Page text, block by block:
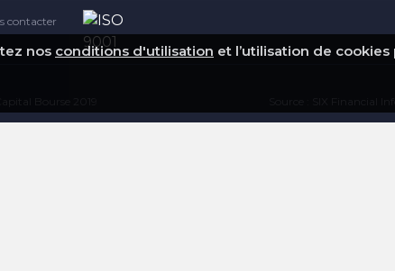
nos conditions d'utilisation et l’utilisation de
contacter